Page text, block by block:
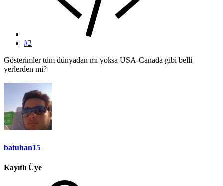
#2
Gösterimler tüm dünyadan mı yoksa USA-Canada gibi belli
yerlerden mi?
batuhan15
Kayıtlı Üye